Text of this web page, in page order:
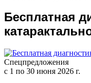
Бесплатная
Спецпредложения
с 1 по 30 июня 2026 г.